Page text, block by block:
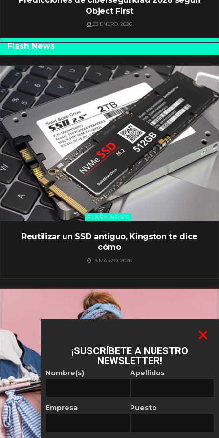
Object First
23 ENERO, 2026
Flash News
FLASH NEWS
Reutilizar un SSD antiguo, Kingston te dice
cómo
13 MARZO, 2026
¡SUSCRÍBETE A NUESTRO
NEWSLETTER!
Nombre(s)
Empresa
Apellidos
Puesto